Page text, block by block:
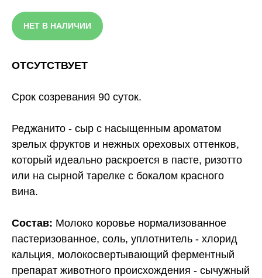
НЕТ В НАЛИЧИИ
ОТСУТСТВУЕТ
Срок созревания 90 суток.
Реджанито - сыр с насыщенным ароматом
зрелых фруктов и нежных ореховых оттенков,
который идеально раскроется в пасте, ризотто
или на сырной тарелке с бокалом красного
вина.
Состав: Молоко коровье нормализованное
пастеризованное, соль, уплотнитель - хлорид
кальция, молокосвертывающий ферментный
препарат животного происхождения - сычужный